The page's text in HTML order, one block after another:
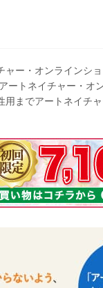
ー・オンラインシ
ートネイチャー・オ
までアートネイチ